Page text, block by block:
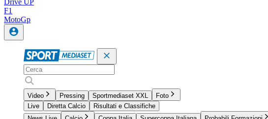
Drive UP
F1
MotoGp
Video Pressing Sportmediaset XXL
Foto
Live
Diretta Calcio
Risultati e Classifiche